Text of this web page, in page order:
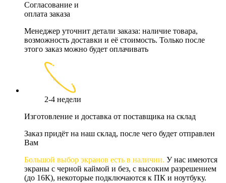
Согласование и
оплата заказа
Менеджер уточнит детали заказа: наличие товара,
возможность доставки и её стоимость. Только после
этого заказ можно будет оплачивать
2-4 недели
Изготовление и доставка от поставщика на склад
Заказ придёт на наш склад, после чего будет отправлен
Вам
Большой выбор экранов есть в наличии. У нас имеются
экраны с черной каймой и без, с высоким разрешением
(до 16К), некоторые подключаются к ПК и ноутбуку.